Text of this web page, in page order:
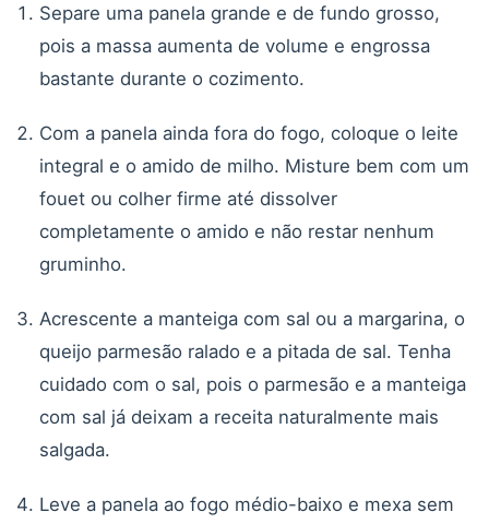
Separe uma panela grande e de fundo grosso,
pois a massa aumenta de volume e engrossa
bastante durante o cozimento.
Com a panela ainda fora do fogo, coloque o leite
integral e o amido de milho. Misture bem com um
fouet ou colher firme até dissolver
completamente o amido e não restar nenhum
gruminho.
Acrescente a manteiga com sal ou a margarina, o
queijo parmesão ralado e a pitada de sal. Tenha
cuidado com o sal, pois o parmesão e a manteiga
com sal já deixam a receita naturalmente mais
salgada.
Leve a panela ao fogo médio-baixo e mexa sem